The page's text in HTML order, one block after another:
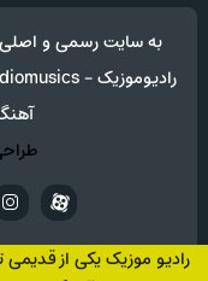
به سایت رسمی و
رادیو موزیک یکی از قدیمی